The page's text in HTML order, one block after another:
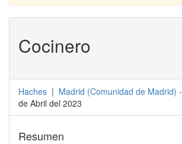
Cocinero
Haches | Madrid (Comunidad de Madrid) -
de Abril del 2023
Resumen